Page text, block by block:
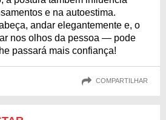
e na autoestima.
andar elegantemente e, o
nos olhos da pessoa — pode
passará mais confiança!
COMPARTILHAR